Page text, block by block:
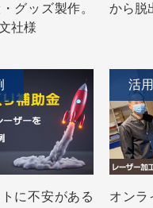
グッズ製作。
社様
から脱
トに不安がある
活
オンラ